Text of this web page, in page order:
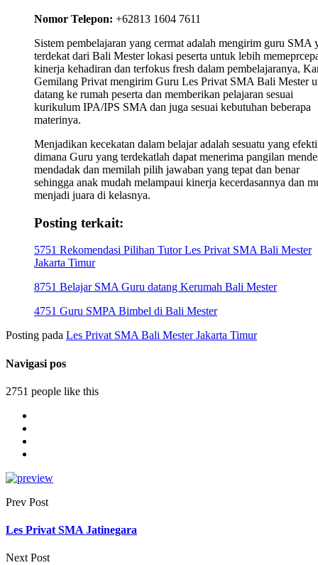
Nomor Telepon: +62813 1604 7611
Sistem pembelajaran yang cermat adalah mengirim guru SMA
terdekat dari Bali Mester lokasi peserta untuk lebih
kinerja kehadiran dan terfokus fresh dalam pembelajaranya,
Gemilang Privat mengirim Guru Les Privat SMA Bali Mester
datang ke rumah peserta dan memberikan pelajaran sesuai
kurikulum IPA/IPS SMA dan juga sesuai kebutuhan beberapa
materinya.
Menjadikan kecekatan dalam belajar adalah sesuatu yang
dimana Guru yang terdekatlah dapat menerima pangilan
mendadak dan memilah pilih jawaban yang tepat dan benar
sehingga anak mudah melampaui kinerja kecerdasannya dan
menjadi juara di kelasnya.
Posting terkait:
5751 Rekomendasi Pilihan Tutor Les Privat SMA Bali Mester
Jakarta Timur
8751 Belajar SMA Guru datang Kerumah Bali Mester
4751 Guru SMPA Bimbel di Bali Mester
Posting pada Les Privat SMA Bali Mester Jakarta Timur
Navigasi pos
2751 people like this
Prev Post
Les Privat SMA Jatinegara
Next Post